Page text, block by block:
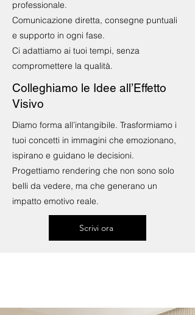
professionale.
Comunicazione diretta, consegne puntuali
e supporto in ogni fase.
Ci adattiamo ai tuoi tempi, senza
compromettere la qualità.
Colleghiamo le Idee all’Effetto
Visivo
Diamo forma all’intangibile. Trasformiamo i
tuoi concetti in immagini che emozionano,
ispirano e guidano le decisioni.
Progettiamo rendering che non sono solo
belli da vedere, ma che generano un
impatto emotivo reale.
Scrivi ora